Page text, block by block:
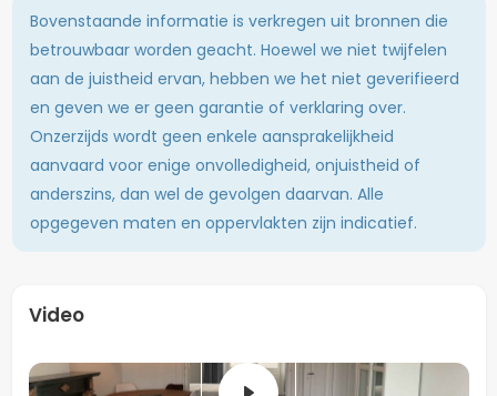
gemeubileerd, zodat je er direct comfortabel kunt
wonen. De royale woonkamer voelt licht en ruim aan
dankzij de grote raampartijen, en vormt een heerlijke
plek om te ontspannen, te dineren of gasten te
ontvangen. De keuken is royaal opgezet en volledig
uitgerust met moderne apparatuur, waaronder een
vaatwasser, en is bovendien voorzien van een
wasmachine. De badkamer is praktisch én stijlvol, met
benodigdheden. Het toilet is apart gelegen, wat zorgt
De slaapkamer is royaal van formaat en voorzien van
Bovenstaande informatie is verkregen uit bronnen die
betrouwbaar worden geacht. Hoewel we niet twijfelen
aan de juistheid ervan, hebben we het niet geverifieerd
en geven we er geen garantie of verklaring over.
Onzerzijds wordt geen enkele aansprakelijkheid
aanvaard voor enige onvolledigheid, onjuistheid of
anderszins, dan wel de gevolgen daarvan. Alle
opgegeven maten en oppervlakten zijn indicatief.
Video